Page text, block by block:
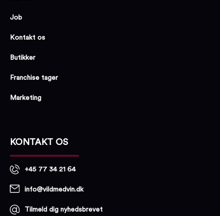
Job
Kontakt os
Butikker
Franchise tager
Marketing
KONTAKT OS
+45 77 34 21 64
info@vildmedvin.dk
Tilmeld dig nyhedsbrevet